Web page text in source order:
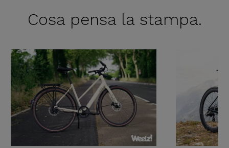
Cosa pensala stampa.